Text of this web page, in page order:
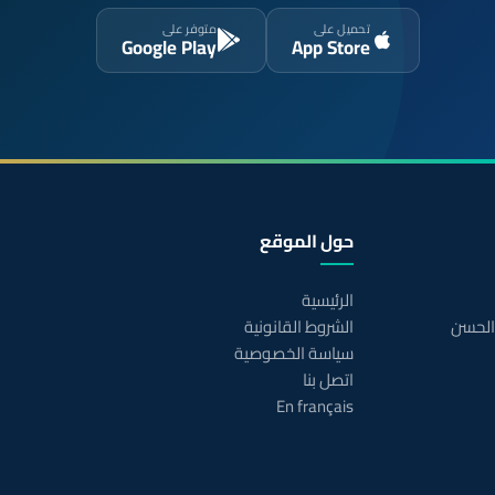
تحميل على
App Store
متوفر على
Google Play
حول الموقع
الرئيسية
الشروط القانونية
سياسة الخصوصية
اتصل بنا
En français